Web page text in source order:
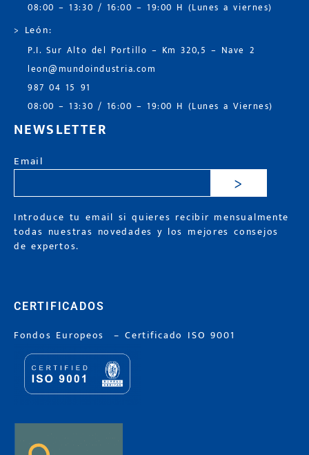
08:00 – 13:30 / 16:00 – 19:00 H (Lunes a viernes)
> León:
P.I. Sur Alto del Portillo – Km 320,5 – Nave 2
leon@mundoindustria.com
987 04 15 91
08:00 – 13:30 / 16:00 – 19:00 H (Lunes a Viernes)
NEWSLETTER
Email
>
Introduce tu email si quieres recibir mensualmente
todas nuestras novedades y los mejores consejos
de expertos.
CERTIFICADOS
Fondos Europeos –Certificado ISO 9001